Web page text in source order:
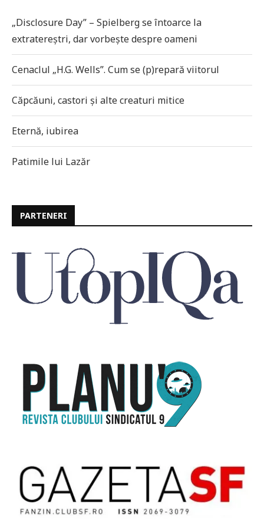
„Disclosure Day” – Spielberg se întoarce la
extratereștri, dar vorbește despre oameni
Cenaclul „H.G. Wells”. Cum se (p)repară viitorul
Căpcăuni, castori și alte creaturi mitice
Eternă, iubirea
Patimile lui Lazăr
PARTENERI